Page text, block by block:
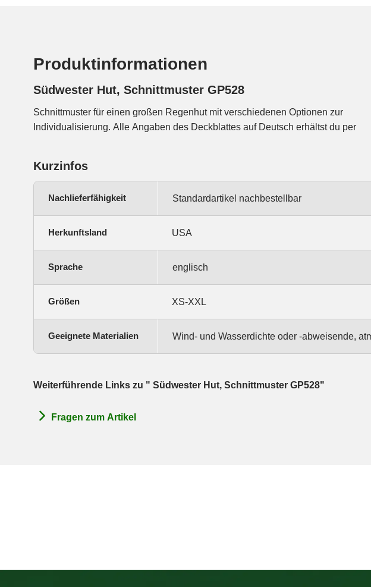
Produktinformationen
Südwester Hut, Schnittmuster GP528
Schnittmuster für einen großen Regenhut mit verschiedenen Optionen zur
Individualisierung. Alle Angaben des Deckblattes auf Deutsch erhältst du per
Kurzinfos
Nachlieferfähigkeit Standardartikel nachbestellbar
Herkunftsland USA
Sprache englisch
Größen XS-XXL
Geeignete Materialien Wind- und Wasserdichte oder -abweisende,
Weiterführende Links zu " Südwester Hut, Schnittmuster GP528"
Fragen zum Artikel